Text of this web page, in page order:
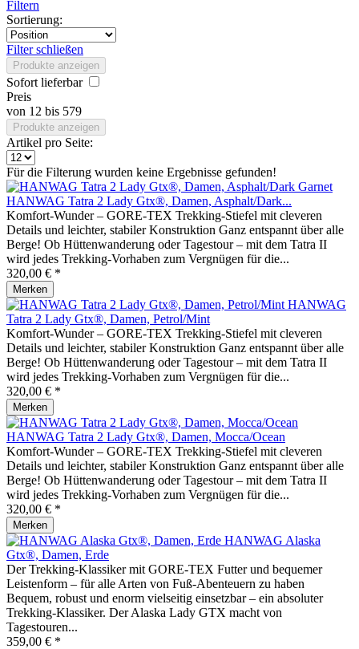
Filtern
Sortierung:
Filter schließen
Produkte anzeigen
Sofort lieferbar
Preis
von 12 bis 579
Produkte anzeigen
Artikel pro Seite:
Für die Filterung wurden keine Ergebnisse gefunden!
HANWAG Tatra 2 Lady Gtx®, Damen, Asphalt/Dark...
Komfort-Wunder – GORE-TEX Trekking-Stiefel mit cleveren
Details und leichter, stabiler Konstruktion Ganz entspannt über alle
Berge! Ob Hüttenwanderung oder Tagestour – mit dem Tatra II
wird jedes Trekking-Vorhaben zum Vergnügen für die...
320,00 € *
Merken
HANWAG
Tatra 2 Lady Gtx®, Damen, Petrol/Mint
Komfort-Wunder – GORE-TEX Trekking-Stiefel mit cleveren
Details und leichter, stabiler Konstruktion Ganz entspannt über alle
Berge! Ob Hüttenwanderung oder Tagestour – mit dem Tatra II
wird jedes Trekking-Vorhaben zum Vergnügen für die...
320,00 € *
Merken
HANWAG Tatra 2 Lady Gtx®, Damen, Mocca/Ocean
Komfort-Wunder – GORE-TEX Trekking-Stiefel mit cleveren
Details und leichter, stabiler Konstruktion Ganz entspannt über alle
Berge! Ob Hüttenwanderung oder Tagestour – mit dem Tatra II
wird jedes Trekking-Vorhaben zum Vergnügen für die...
320,00 € *
Merken
HANWAG Alaska
Gtx®, Damen, Erde
Der Trekking-Klassiker mit GORE-TEX Futter und bequemer
Leistenform – für alle Arten von Fuß-Abenteuern zu haben
Bequem, robust und enorm vielseitig einsetzbar – ein absoluter
Trekking-Klassiker. Der Alaska Lady GTX macht von
Tagestouren...
359,00 € *